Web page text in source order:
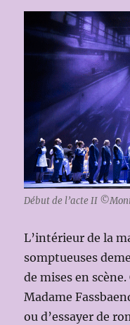
Début de l’acte II
L’intérieur de la
somptueuses
de mises en
Madame
ou d’essayer de